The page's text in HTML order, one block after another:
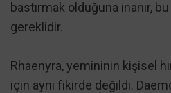
bastırmak olduğuna inanır,
gereklidir.
Rhaenyra, yemininin kişisel
için aynı fikirde değildi.